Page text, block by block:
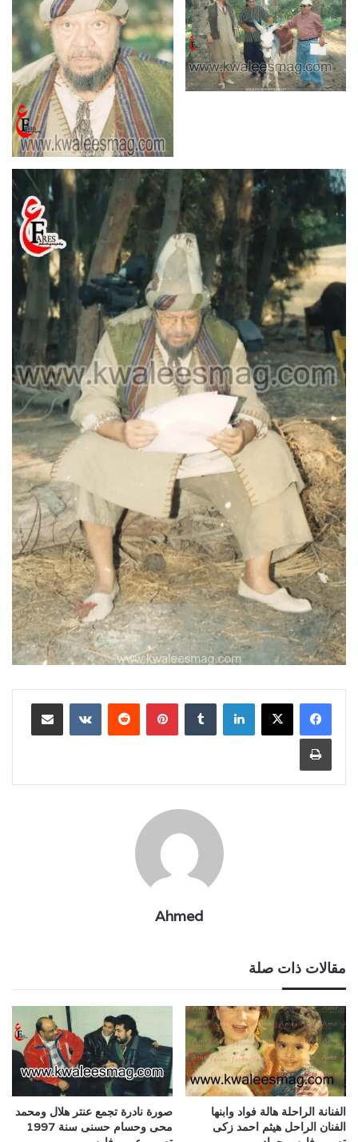
لينكدإن بينتيريست مشاركة عبر البريد
طباعة
Ahmed
مقالات ذات صلة
الفنانة الراحلة هالة فواد وابنها
الفنان الراحل هيثم احمد زكى
صورة نادرة تجمع عنتر هلال ومحمد
محى وحسام حسنى سنة 1997